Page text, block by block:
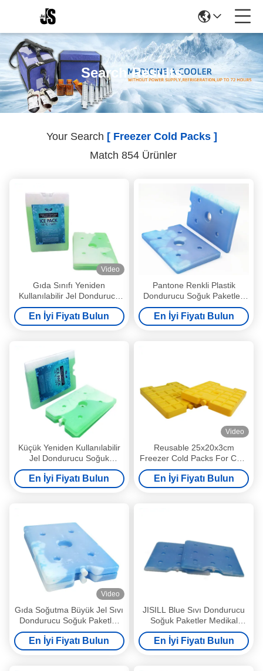
Search Results
Your Search [ Freezer Cold Packs ]
Match 854 Ürünler
Video
Gıda Sınıfı Yeniden
Kullanılabilir Jel Dondurucu
Soğuk Paketler Soğutucular
için Kostik Olmayan
dondurucu paketleri
En İyi Fiyatı Bulun
Pantone Renkli Plastik
Dondurucu Soğuk Paketler,
Dondurulmuş Gıdalar İçin
1000ml
En İyi Fiyatı Bulun
Küçük Yeniden Kullanılabilir
Jel Dondurucu Soğuk
Paketler Yüksek Performans
En İyi Fiyatı Bulun
Video
Reusable 25x20x3cm
Freezer Cold Packs For Cold
Chain Fresh And
Transportation
En İyi Fiyatı Bulun
Video
Gıda Soğutma Büyük Jel Sıvı
Dondurucu Soğuk Paketler
Uzun Ömürlü Buz Paketleri
En İyi Fiyatı Bulun
JISILL Blue Sıvı Dondurucu
Soğuk Paketler Medikal
Endüstri için Şeffaf
En İyi Fiyatı Bulun